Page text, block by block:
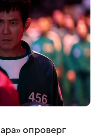
опроверг